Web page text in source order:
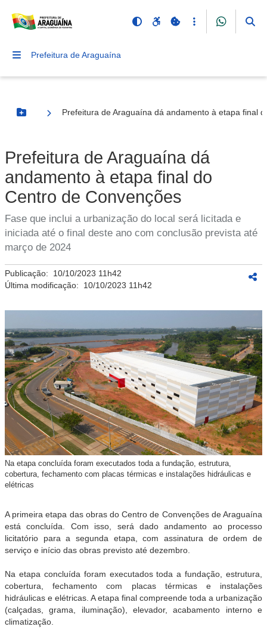
Prefeitura de Araguaína
Botão Menu
Prefeitura de Araguaína dá andamento à etapa final
Prefeitura de Araguaína dá
andamento à etapa final do
Centro de Convenções
Fase que inclui a urbanização do local será licitada e
iniciada até o final deste ano com conclusão prevista até
março de 2024
Publicação: 10/10/2023 11h42
Última modificação: 10/10/2023 11h42
Na etapa concluída foram executados toda a fundação, estrutura,
cobertura, fechamento com placas térmicas e instalações hidráulicas e
elétricas
A primeira etapa das obras do Centro de Convenções de Araguaína
está concluída. Com isso, será dado andamento ao processo
licitatório para a segunda etapa, com assinatura de ordem de
serviço e início das obras previsto até dezembro.
Na etapa concluída foram executados toda a fundação, estrutura,
cobertura, fechamento com placas térmicas e instalações
hidráulicas e elétricas. A etapa final compreende toda a urbanização
(calçadas, grama, iluminação), elevador, acabamento interno e
climatização.